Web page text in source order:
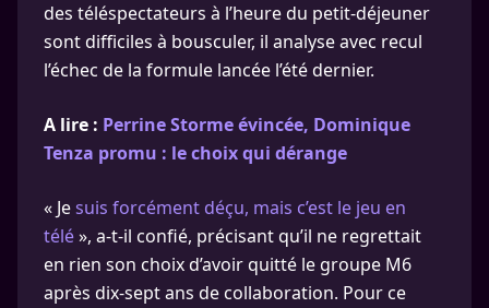
des téléspectateurs à l’heure du petit-déjeuner
sont difficiles à bousculer, il analyse avec recul
l’échec de la formule lancée l’été dernier.
A lire : Perrine Storme évincée, Dominique
Tenza promu : le choix qui dérange
« Jesuis forcément déçu, mais c’est le jeu en
télé», a-t-il confié, précisant qu’il ne regrettait
en rien son choix d’avoir quitté le groupe M6
après dix-sept ans de collaboration. Pour ce